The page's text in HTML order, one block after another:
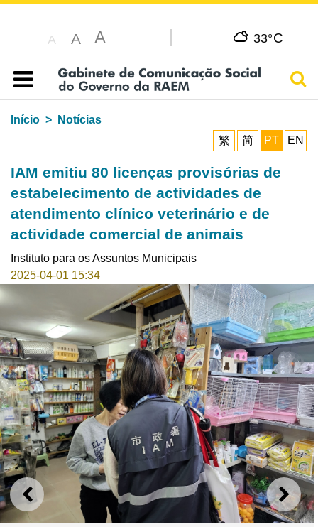
A A A 33°C
Índice
Início
Notícias
繁
简 PT EN
IAM emitiu 80 licenças provisórias de
estabelecimento de actividades de
atendimento clínico veterinário e de
actividade comercial de animais
Instituto para os Assuntos Municipais
2025-04-01 15:34
ANTERIOR